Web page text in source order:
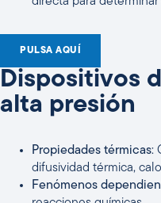
PULSA AQUÍ
Dispositivos
alta presión
Propiedades térmicas:
difusividad térmica,
Fenómenos